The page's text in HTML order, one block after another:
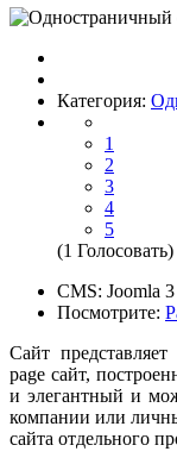
Категория:
1
2
3
4
5
(1 Голосовать)
CMS: Joomla 3
Посмотрите:
Сайт
page сайт,
и элегантный и
компании или
сайта отдельного